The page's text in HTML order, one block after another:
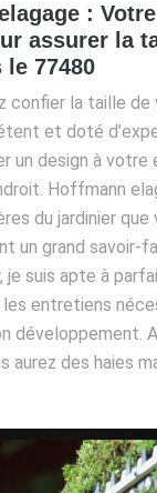
:
assurer la
le 77480
confier la taille de
et doté
un design à votre
Hoffmann
du jardinier que
un grand savoir-
je suis apte à
les entretiens
développement.
aurez des haies